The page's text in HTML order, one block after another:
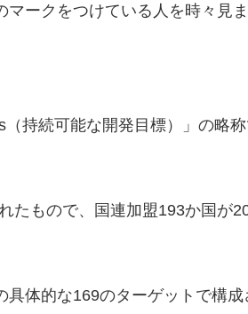
ークをつけている人を時々見ま
（持続可能な開発目標）」の略
たもので、国連加盟193か国が
体的な169のターゲットで構